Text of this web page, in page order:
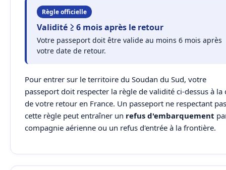
Règle officielle
Validité ≥ 6 mois après le retour
Votre passeport doit être valide au moins 6 mois après
votre date de retour.
Pour entrer sur le territoire du Soudan du Sud, votre
passeport doit respecter la règle de validité ci-dessus à la
de votre retour en France. Un passeport ne respectant pas
cette règle peut entraîner un refus d'embarquement
compagnie aérienne ou un refus d'entrée à la frontière.